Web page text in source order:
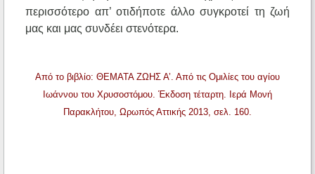
περισσότερο απ’ οτιδήποτε άλλο συγκροτεί τη ζωή
μας και μας συνδέει στενότερα.
Από το βιβλίο: ΘΕΜΑΤΑ ΖΩΗΣ Α’. Από τις Ομιλίες του αγίου
Ιωάννου του Χρυσοστόμου. Έκδοση τέταρτη. Ιερά Μονή
Παρακλήτου, Ωρωπός Αττικής 2013, σελ. 160.